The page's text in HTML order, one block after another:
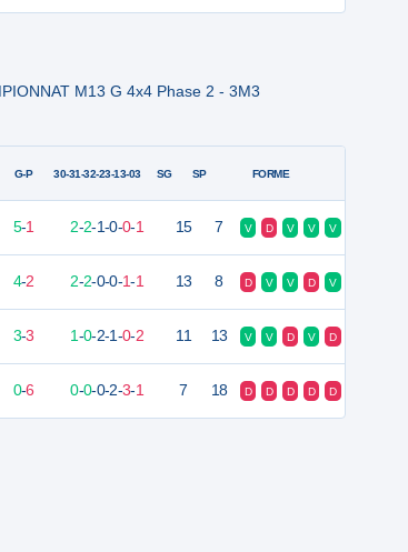
M13 G 4x4 Phase 2 - 3M3
G-P 30-31-32-23-13-03 SG SP FORME
5-1 2-2-1-0-0-1 15 7 V D V V V
4-2 2-2-0-0-1-1 13 8 D V V D V
3-3 1-0-2-1-0-2 11 13 V V D V D
0-6 0-0-0-2-3-1 7 18 D D D D D